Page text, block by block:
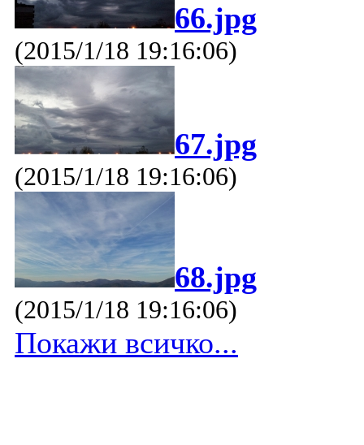
66.jpg
(2015/1/18 19:16:06)
67.jpg
(2015/1/18 19:16:06)
68.jpg
(2015/1/18 19:16:06)
Покажи всичко...